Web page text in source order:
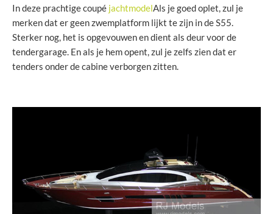
In deze prachtige coupé jachtmodelAls je goed oplet, zul je
merken dat er geen zwemplatform lijkt te zijn in de S55.
Sterker nog, het is opgevouwen en dient als deur voor de
tendergarage. En als je hem opent, zul je zelfs zien dat er
tenders onder de cabine verborgen zitten.